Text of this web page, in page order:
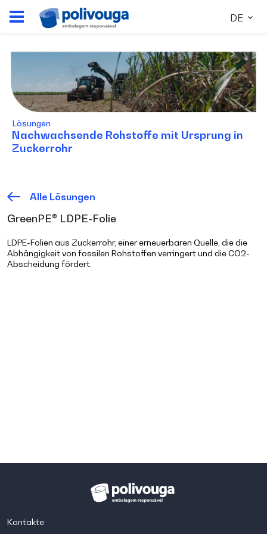
DE
Lösungen
Nachwachsende Rohstoffe mit Ursprung in
Zuckerrohr
Alle Lösungen
GreenPE® LDPE-Folie
LDPE-Folien aus Zuckerrohr, einer erneuerbaren Quelle, die die
Abhängigkeit von fossilen Rohstoffen verringert und die CO2-
Abscheidung fördert.
Kontakte